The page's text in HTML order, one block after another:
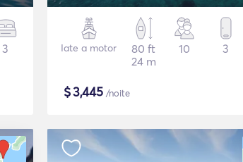
3 Iate a motor
80 ft
24 m
10 3
$3,445 /noite